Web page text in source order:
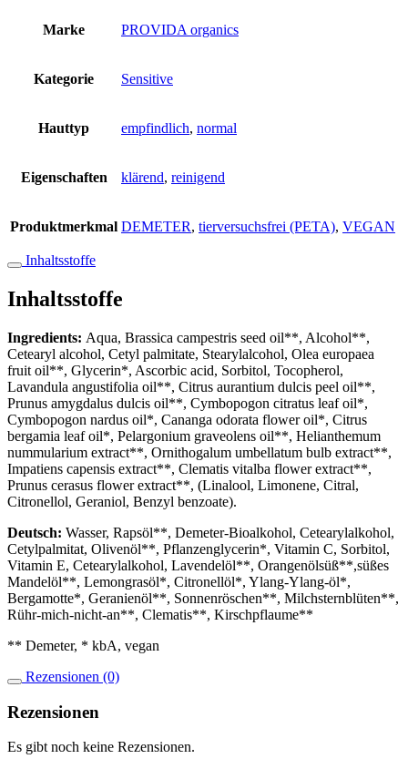
Marke PROVIDA organics
Kategorie Sensitive
Hauttyp empfindlich, normal
Eigenschaften klärend, reinigend
Produktmerkmal DEMETER, tierversuchsfrei (PETA), VEGAN
Inhaltsstoffe
Inhaltsstoffe
Ingredients: Aqua, Brassica campestris seed oil**, Alcohol**,
Cetearyl alcohol, Cetyl palmitate, Stearylalcohol, Olea europaea
fruit oil**, Glycerin*, Ascorbic acid, Sorbitol, Tocopherol,
Lavandula angustifolia oil**, Citrus aurantium dulcis peel oil**,
Prunus amygdalus dulcis oil**, Cymbopogon citratus leaf oil*,
Cymbopogon nardus oil*, Cananga odorata flower oil*, Citrus
bergamia leaf oil*, Pelargonium graveolens oil**, Helianthemum
nummularium extract**, Ornithogalum umbellatum bulb extract**,
Impatiens capensis extract**, Clematis vitalba flower extract**,
Prunus cerasus flower extract**, (Linalool, Limonene, Citral,
Citronellol, Geraniol, Benzyl benzoate).
Deutsch: Wasser, Rapsöl**, Demeter-Bioalkohol, Cetearylalkohol,
Cetylpalmitat, Olivenöl**, Pflanzenglycerin*, Vitamin C, Sorbitol,
Vitamin E, Cetearylalkohol, Lavendelöl**, Orangenölsüß**,süßes
Mandelöl**, Lemongrasöl*, Citronellöl*, Ylang-Ylang-öl*,
Bergamotte*, Geranienöl**, Sonnenröschen**, Milchsternblüten**,
Rühr-mich-nicht-an**, Clematis**, Kirschpflaume**
** Demeter, * kbA, vegan
Rezensionen (0)
Rezensionen
Es gibt noch keine Rezensionen.